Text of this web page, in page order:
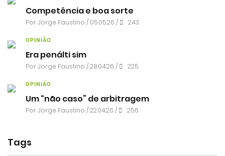
Competência e boa sorte
PorJorge Faustino / 05.05.26 / 243
OPINIÃO
Era penálti sim
PorJorge Faustino / 28.04.26 / 225
OPINIÃO
Um “não caso” de arbitragem
PorJorge Faustino / 22.04.26 / 256
Tags